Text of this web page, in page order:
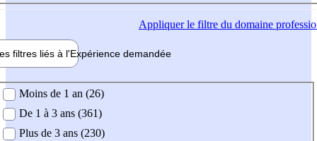
Appliquerle filtre du domaine
filtres liés à l'Expérience demandée
demandée
Moins de 1 an (26)
De 1 à 3 ans (361)
Plus de 3 ans (230)